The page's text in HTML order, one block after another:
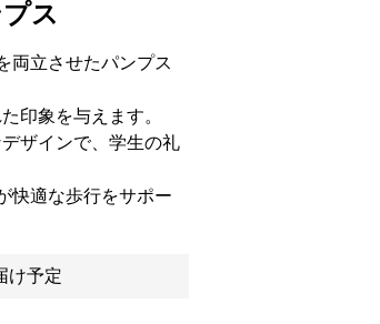
ス
両立させたパンプス
印象を与えます。
ザインで、学生の礼
快適な歩行をサポー
け予定